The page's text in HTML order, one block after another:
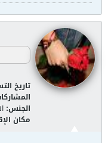
تاريخ
الجنس:
مكان